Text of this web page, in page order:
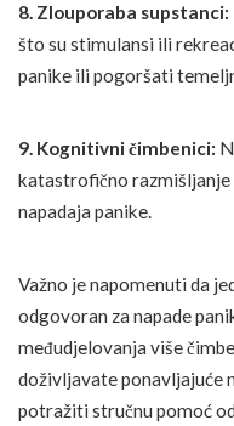
8. Zlouporaba supstanci:
što su stimulansi ili
panike ili pogoršati
9. Kognitivni čimbenici:
katastrofično
napadaja panike.
Važno je napomenuti da
odgovoran za napade
međudjelovanja više
doživljavate ponavljajuće
potražiti stručnu pomoć